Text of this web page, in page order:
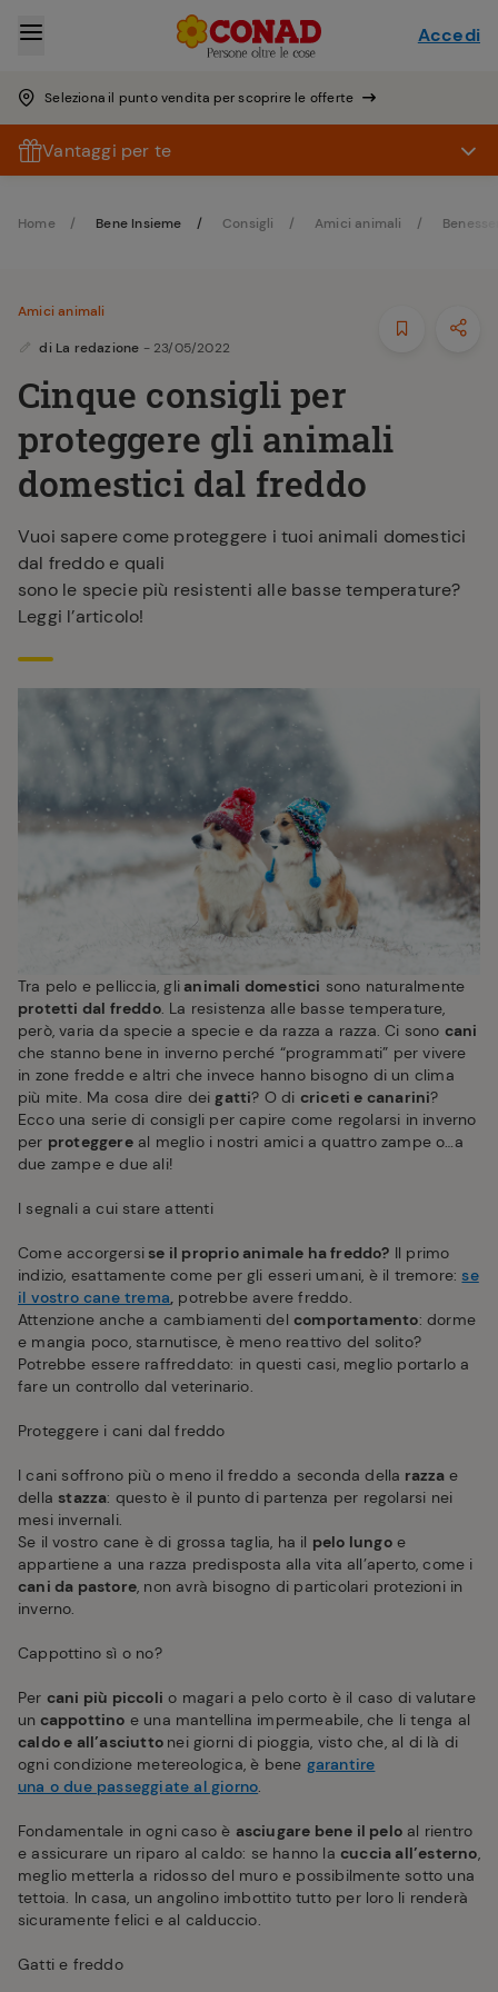
Seleziona il punto vendita per scoprire le offerte
Accedi
Vantaggi per te
Home Bene Insieme Consigli Amici animali
Amici animali
di La redazione - 23/05/2022
Cinque consigli per
proteggere gli animali
domestici dal freddo
Vuoi sapere come proteggere i tuoi animali domestici
dal freddo e quali
sono le specie più resistenti alle basse temperature?
Leggi l’articolo!
Tra pelo e pelliccia, glianimali domestici sono naturalmente
protetti dal freddo. La resistenza alle basse temperature,
però, varia da specie a specie e da razza a razza. Ci sono cani
che stanno bene in inverno perché “programmati” per vivere
in zone fredde e altri che invece hanno bisogno di un clima
più mite. Ma cosa dire deigatti? O di criceti e canarini?
Ecco una serie di consigli per capire come regolarsi in inverno
per proteggereal meglio i nostri amici a quattro zampe o…a
due zampe e due ali!
I segnali a cui stare attenti
Come accorgersi se il proprio animale ha freddo? Il primo
indizio, esattamente come per gli esseri umani, è il tremore: se
il vostro cane trema, potrebbe avere freddo.
Attenzione anche a cambiamenti del comportamento: dorme
e mangia poco, starnutisce, è meno reattivo del solito?
Potrebbe essere raffreddato: in questi casi, meglio portarlo a
fare un controllo dal veterinario.
Proteggere i cani dal freddo
I cani soffrono più o meno il freddo a seconda della razza e
della stazza: questo è il punto di partenza per regolarsi nei
mesi invernali.
Se il vostro cane è di grossa taglia, ha il pelo lungoe
appartiene a una razza predisposta alla vita all’aperto, come i
cani da pastore, non avrà bisogno di particolari protezioni in
inverno.
Cappottino sì o no?
Per cani più piccoli o magari a pelo corto è il caso di valutare
un cappottino e una mantellina impermeabile, che li tenga al
caldo e all’asciutto nei giorni di pioggia, visto che, al di là di
ogni condizione metereologica, è bene garantire
una o due passeggiate al giorno.
Fondamentale in ogni caso è asciugare bene il pelo al rientro
e assicurare un riparo al caldo: se hanno la cuccia all’esterno,
meglio metterla a ridosso del muro e possibilmente sotto una
tettoia. In casa, un angolino imbottito tutto per loro li renderà
sicuramente felici e al calduccio.
Gatti e freddo